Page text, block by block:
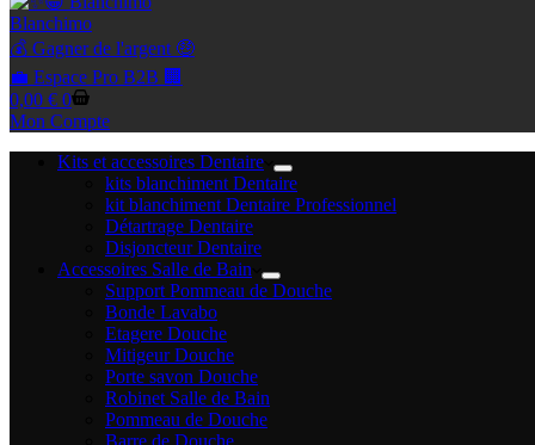
Blanchimo
💰 Gagner de l'argent 🤑
💼 Espace Pro B2B 🏢
Panier
d’achat
0,00 € 0
Mon Compte
Kits et accessoires Dentaire
kits blanchiment Dentaire
kit blanchiment Dentaire Professionnel
Détartrage Dentaire
Disjoncteur Dentaire
Accessoires Salle de Bain
Support Pommeau de Douche
Bonde Lavabo
Etagere Douche
Mitigeur Douche
Porte savon Douche
Robinet Salle de Bain
Pommeau de Douche
Barre de Douche